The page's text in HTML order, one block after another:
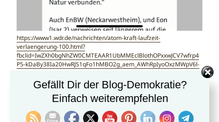
https://www1.wdr.de/nachrichten/atom-kraft-laufzeit-
verlaengerung-100.html?
fbclid=IwZXh0bgNhZW0CMTEAAR1UbMMEclBlothOPxxwJCV7wfrp4
P5-kDaBy38Ia20HwRJS1qFo1hMBO2g_aem_AWhRpIyoOxzMWpV6l-
BLLZzHi-NtPFXWqj
—> Alle von Euch heraufbeschworenen
Gefällt Dir der Blog-Demokratie?
Einfach weiterempfehlen